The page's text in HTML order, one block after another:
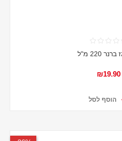
220 מ"ל
₪19.90
הוסף לסל